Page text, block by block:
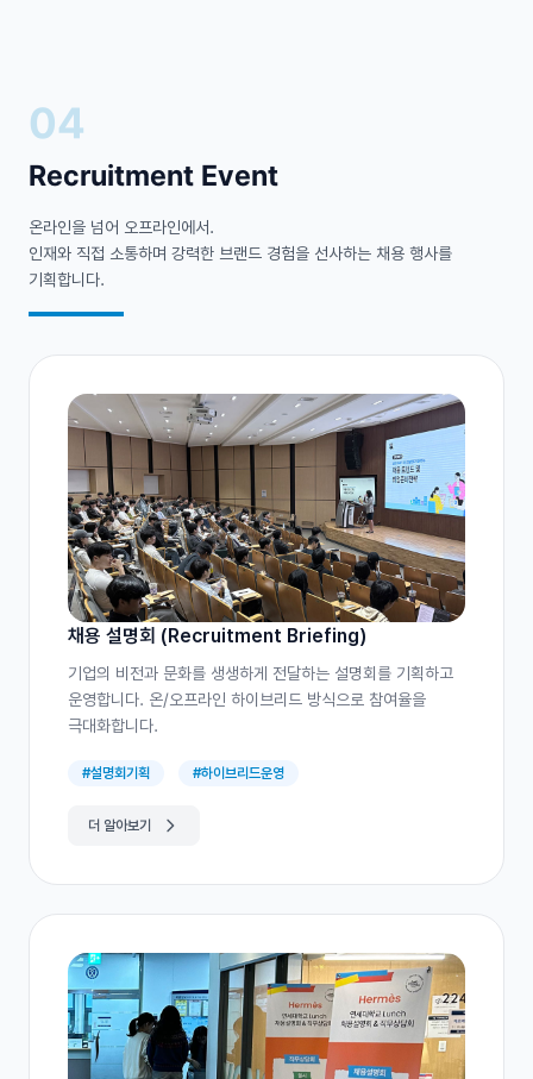
04
Recruitment Event
온라인을 넘어 오프라인에서.
인재와 직접 소통하며 강력한 브랜드 경험을 선사하는 채용 행사를
기획합니다.
채용 설명회 (Recruitment Briefing)
기업의 비전과 문화를 생생하게 전달하는 설명회를 기획하고
운영합니다. 온/오프라인 하이브리드 방식으로 참여율을
극대화합니다.
#설명회기획 #하이브리드운영
더 알아보기